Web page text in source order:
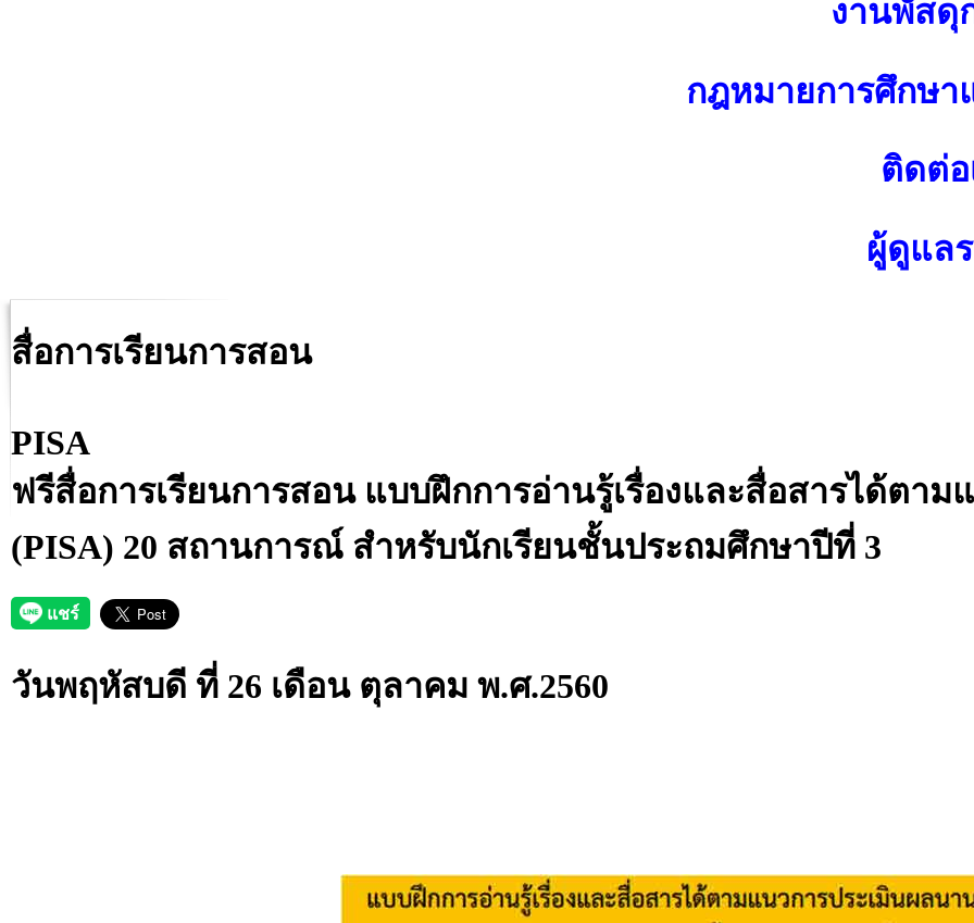
งานพัสดุ
กฎหมายการศึกษ
ติดต่อ
ผู้ดูแล
สื่อการเรียนการสอน
PISA
ฟรีสื่อการเรียนการสอน แบบฝึกการอ่านรู้เรื่องและสื่อสารได้ตา
(PISA) 20 สถานการณ์ สำหรับนักเรียนชั้นประถมศึกษาปีที่ 3
วันพฤหัสบดี ที่ 26 เดือน ตุลาคม พ.ศ.2560